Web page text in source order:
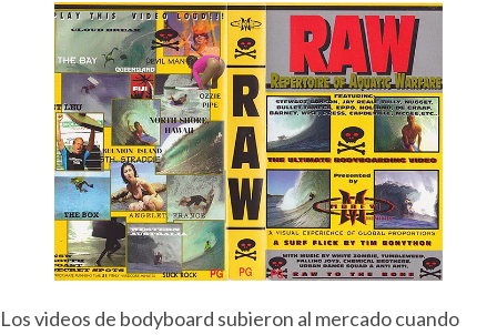
Los videos de bodyboard subieron al mercado cuando